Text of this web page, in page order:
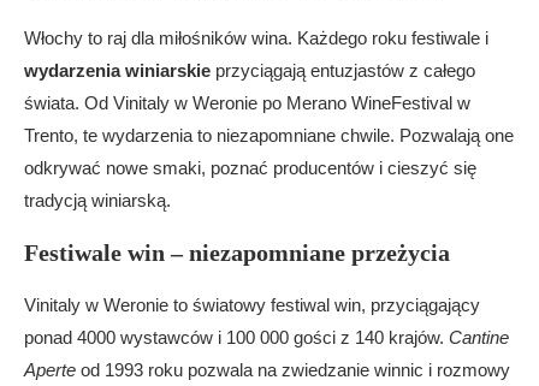
Włochy to raj dla miłośników wina. Każdego roku festiwale i
wydarzenia winiarskie przyciągają entuzjastów z całego
świata. Od Vinitaly w Weronie po Merano WineFestival w
Trento, te wydarzenia to niezapomniane chwile. Pozwalają one
odkrywać nowe smaki, poznać producentów i cieszyć się
tradycją winiarską.
Festiwale win – niezapomniane przeżycia
Vinitaly w Weronie to światowy festiwal win, przyciągający
ponad 4000 wystawców i 100 000 gości z 140 krajów. Cantine
Aperte od 1993 roku pozwala na zwiedzanie winnic i rozmowy